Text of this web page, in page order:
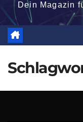
Dein Magazin